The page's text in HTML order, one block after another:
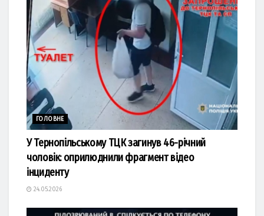
ГОЛОВНЕ
У Тернопільському ТЦК загинув 46-річний
чоловік: оприлюднили фрагмент відео
інциденту
24.05.2026